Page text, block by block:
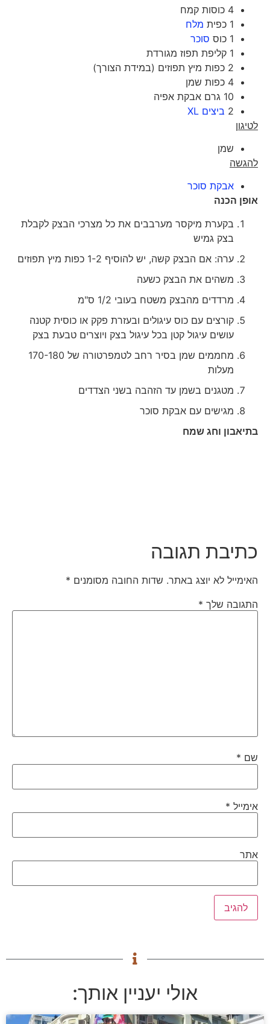
4 כוסות קמח
1 כפית
מלח
1 כוס
סוכר
1 קליפת תפוז מגורדת
2 כפות מיץ תפוזים (במידת הצורך)
4 כפות שמן
10 גרם אבקת אפיה
2
ביצים XL
לטיגון
שמן
להגשה
אבקת סוכר
אופן הכנה
בקערת מיקסר מערבבים את כל מצרכי הבצק לקבלת
בצק גמיש
ערה: אם הבצק קשה, יש להוסיף 1-2 כפות מיץ תפוזים
משהים את הבצק כשעה
מרדדים מהבצק משטח בעובי 1/2 ס"מ
קורצים עם כוס עיגולים ובעזרת פקק או כוסית קטנה
עושים עיגול קטן בכל עיגול בצק ויוצרים טבעת בצק
מחממים שמן בסיר רחב לטמפרטורה של 170-180
מעלות
מטגנים בשמן עד הזהבה בשני הצדדים
מגישים עם אבקת סוכר
בתיאבון וחג שמח
כתיבת תגובה
האימייל לא יוצג באתר. שדות החובה מסומנים*
התגובה שלך*
שם*
אימייל*
אתר
אולי יעניין אותך: